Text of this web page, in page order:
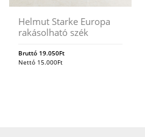
Helmut Starke Europa
rakásolható szék
Bruttó 19.050Ft
Nettó 15.000Ft